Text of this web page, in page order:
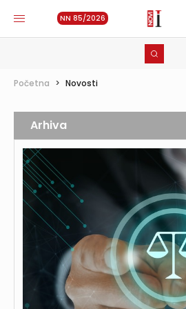
NN 85/2026
Početna > Novosti
Arhiva